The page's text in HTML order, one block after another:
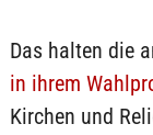
Das halten die
in ihrem
Kirchen und